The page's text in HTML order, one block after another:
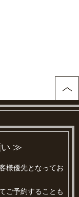
い ≫
様優先となってお
ご予約することも